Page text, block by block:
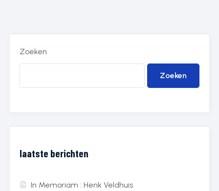
Zoeken
Zoeken
laatste berichten
In Memoriam : Henk Veldhuis